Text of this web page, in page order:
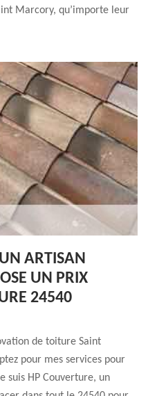
Marcory, qu’importe leur
ARTISAN
UN PRIX
24540
de toiture Saint
pour mes services pour
suis HP Couverture, un